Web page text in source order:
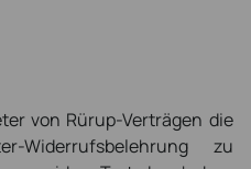
von Rürup-Verträgen die
Widerrufsbelehrung zu